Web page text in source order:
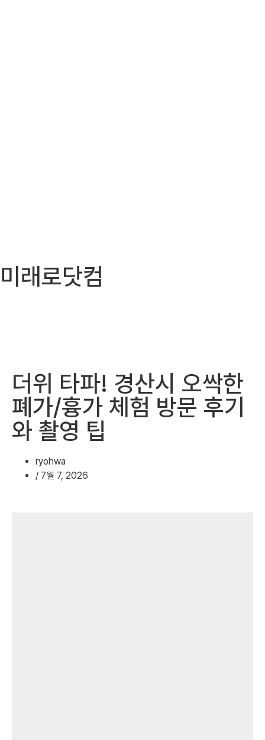
미래로닷컴
더위 타파! 경산시 오싹한
폐가/흉가 체험 방문 후기
와 촬영 팁
ryohwa
/ 7월 7, 2026